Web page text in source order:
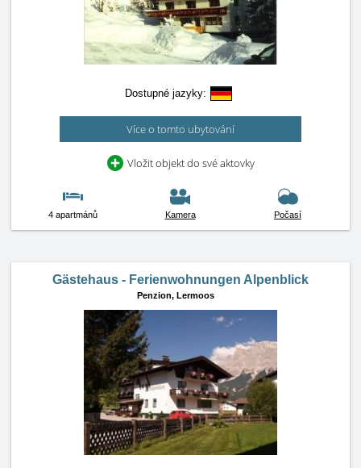
Dostupné jazyky:
Více o tomto ubytování
Vložit objekt do své aktovky
4 apartmánů Kamera Počasí
Gästehaus - Ferienwohnungen Alpenblick
Penzion, Lermoos